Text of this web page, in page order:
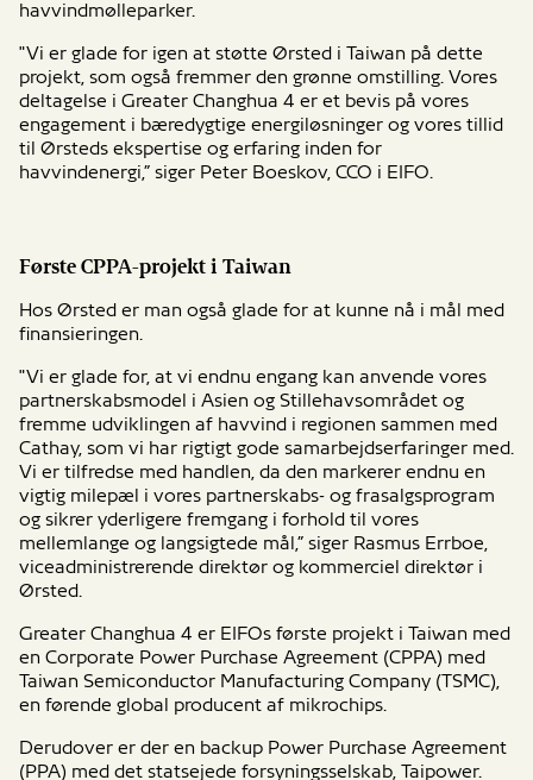
havvindmølleparker.
"Vi er glade for igen at støtte Ørsted i Taiwan på dette
projekt, som også fremmer den grønne omstilling. Vores
deltagelse i Greater Changhua 4 er et bevis på vores
engagement i bæredygtige energiløsninger og vores tillid
til Ørsteds ekspertise og erfaring inden for
havvindenergi,” siger Peter Boeskov, CCO i EIFO.
Første CPPA-projekt i Taiwan
Hos Ørsted er man også glade for at kunne nå i mål med
finansieringen.
"Vi er glade for, at vi endnu engang kan anvende vores
partnerskabsmodel i Asien og Stillehavsområdet og
fremme udviklingen af havvind i regionen sammen med
Cathay, som vi har rigtigt gode samarbejdserfaringer med.
Vi er tilfredse med handlen, da den markerer endnu en
vigtig milepæl i vores partnerskabs- og frasalgsprogram
og sikrer yderligere fremgang i forhold til vores
mellemlange og langsigtede mål,” siger Rasmus Errboe,
viceadministrerende direktør og kommerciel direktør i
Ørsted.
Greater Changhua 4 er EIFOs første projekt i Taiwan med
en Corporate Power Purchase Agreement (CPPA) med
Taiwan Semiconductor Manufacturing Company (TSMC),
en førende global producent af mikrochips.
Derudover er der en backup Power Purchase Agreement
(PPA) med det statsejede forsyningsselskab, Taipower.